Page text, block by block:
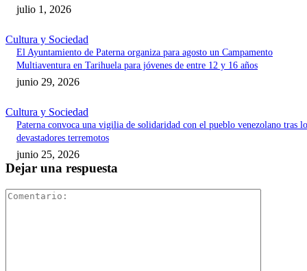
julio 1, 2026
Cultura y Sociedad
El Ayuntamiento de Paterna organiza para agosto un Campamento
Multiaventura en Tarihuela para jóvenes de entre 12 y 16 años
junio 29, 2026
Cultura y Sociedad
Paterna convoca una vigilia de solidaridad con el pueblo venezolano tras
devastadores terremotos
junio 25, 2026
Dejar una respuesta